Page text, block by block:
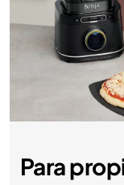
Para